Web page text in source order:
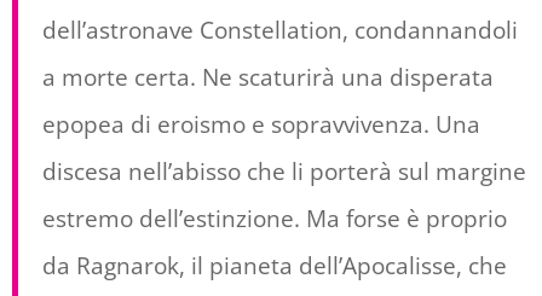
dell’astronave Constellation, condannandoli
a morte certa. Ne scaturirà una disperata
epopea di eroismo e sopravvivenza. Una
discesa nell’abisso che li porterà sul margine
estremo dell’estinzione. Ma forse è proprio
da Ragnarok, il pianeta dell’Apocalisse, che